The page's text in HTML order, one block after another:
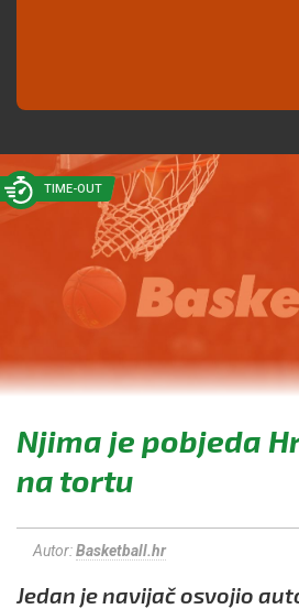
TIME-OUT
Njima je pobjeda
na tortu
Autor:Basketball.hr
Jedan je navijač osvojio